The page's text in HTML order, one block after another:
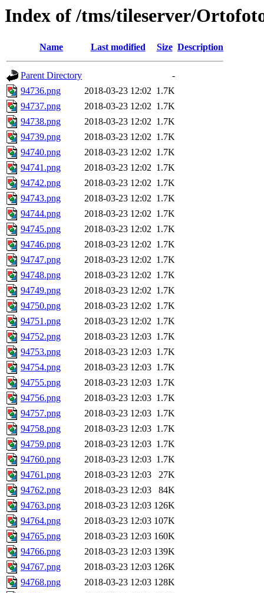
Index of /tms/tileserver/
Name Last modified Size Description
Parent Directory
-
94736.png
2018-03-23 12:02 1.7K
94737.png
2018-03-23 12:02 1.7K
94738.png
2018-03-23 12:02 1.7K
94739.png
2018-03-23 12:02 1.7K
94740.png
2018-03-23 12:02 1.7K
94741.png
2018-03-23 12:02 1.7K
94742.png
2018-03-23 12:02 1.7K
94743.png
2018-03-23 12:02 1.7K
94744.png
2018-03-23 12:02 1.7K
94745.png
2018-03-23 12:02 1.7K
94746.png
2018-03-23 12:02 1.7K
94747.png
2018-03-23 12:02 1.7K
94748.png
2018-03-23 12:02 1.7K
94749.png
2018-03-23 12:02 1.7K
94750.png
2018-03-23 12:02 1.7K
94751.png
2018-03-23 12:02 1.7K
94752.png
2018-03-23 12:03 1.7K
94753.png
2018-03-23 12:03 1.7K
94754.png
2018-03-23 12:03 1.7K
94755.png
2018-03-23 12:03 1.7K
94756.png
2018-03-23 12:03 1.7K
94757.png
2018-03-23 12:03 1.7K
94758.png
2018-03-23 12:03 1.7K
94759.png
2018-03-23 12:03 1.7K
94760.png
2018-03-23 12:03 1.7K
94761.png
2018-03-23 12:03
27K
94762.png
2018-03-23 12:03
84K
94763.png
2018-03-23 12:03 126K
94764.png
2018-03-23 12:03 107K
94765.png
2018-03-23 12:03 160K
94766.png
2018-03-23 12:03 139K
94767.png
2018-03-23 12:03 126K
94768.png
2018-03-23 12:03 128K